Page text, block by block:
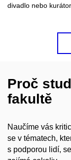
divadlo nebo
Proč
fakultě
Naučíme vás
se v tématech,
s podporou lidí,